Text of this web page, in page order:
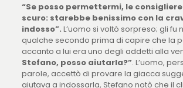
“Se posso permettermi, le
scuro: starebbe benissimo con la
indosso”. L’uomo si voltò sorpreso; gli fu
qualche secondo prima di capire che la
accanto a lui era uno degli addetti alla
Stefano, posso aiutarla?”. L’uomo,
parole, accettò di provare la giacca
aiutava a indossarla, Stefano notò che il